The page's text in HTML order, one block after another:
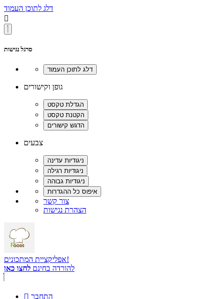
דלג לתוכן העמוד

סרגל נגישות
גופן וקישורים
צבעים
צור קשר
הצהרת נגישות
אפליקציית המתכונים!
להורדה בחינם לחצו כאן
התחבר